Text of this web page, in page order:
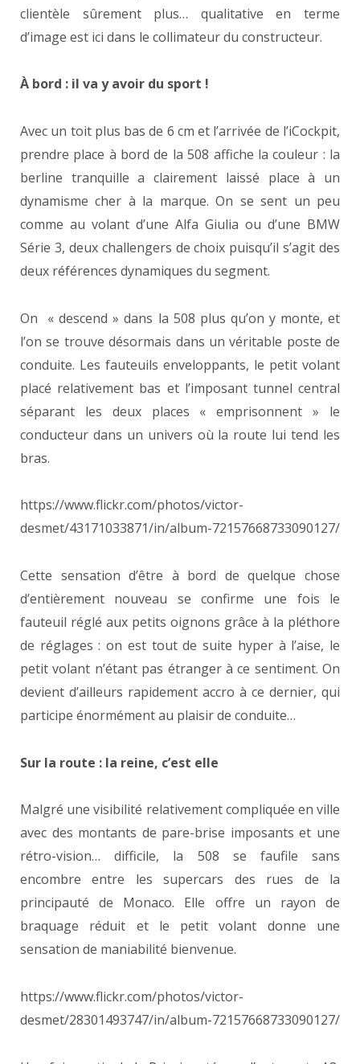
clientèle sûrement plus… qualitative en terme
d’image est ici dans le collimateur du constructeur.
À bord : il va y avoir du sport !
Avec un toit plus bas de 6 cm et l’arrivée de l’iCockpit,
prendre place à bord de la 508 affiche la couleur : la
berline tranquille a clairement laissé place à un
dynamisme cher à la marque. On se sent un peu
comme au volant d’une Alfa Giulia ou d’une BMW
Série 3, deux challengers de choix puisqu’il s’agit des
deux références dynamiques du segment.
On « descend » dans la 508 plus qu’on y monte, et
l’on se trouve désormais dans un véritable poste de
conduite. Les fauteuils enveloppants, le petit volant
placé relativement bas et l’imposant tunnel central
séparant les deux places « emprisonnent » le
conducteur dans un univers où la route lui tend les
bras.
https://www.flickr.com/photos/victor-
desmet/43171033871/in/album-72157668733090127/
Cette sensation d’être à bord de quelque chose
d’entièrement nouveau se confirme une fois le
fauteuil réglé aux petits oignons grâce à la pléthore
de réglages : on est tout de suite hyper à l’aise, le
petit volant n’étant pas étranger à ce sentiment. On
devient d’ailleurs rapidement accro à ce dernier, qui
participe énormément au plaisir de conduite…
Sur la route : la reine, c’est elle
Malgré une visibilité relativement compliquée en ville
avec des montants de pare-brise imposants et une
rétro-vision… difficile, la 508 se faufile sans
encombre entre les supercars des rues de la
principauté de Monaco. Elle offre un rayon de
braquage réduit et le petit volant donne une
sensation de maniabilité bienvenue.
https://www.flickr.com/photos/victor-
desmet/28301493747/in/album-72157668733090127/